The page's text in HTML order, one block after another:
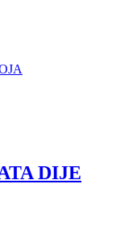
DIJE